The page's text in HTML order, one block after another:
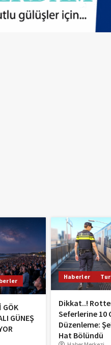
GÖK
GÜNEŞ
Haberler
Dikkat..!
Seferlerine 10
Düzenleme:
Hat Bölündü